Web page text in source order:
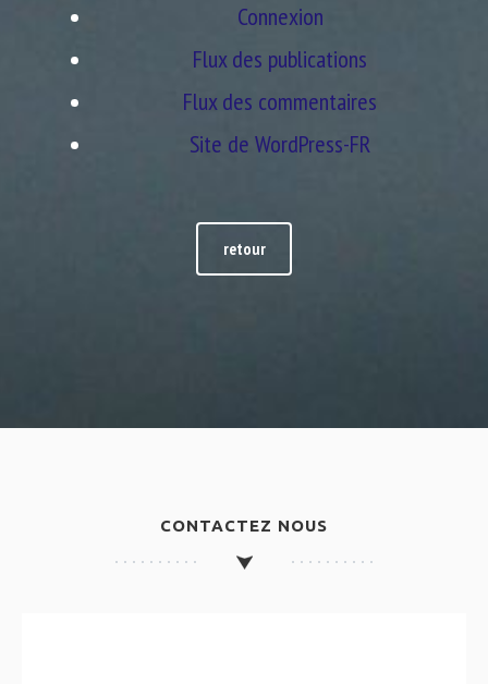
Connexion
Flux des publications
Flux des commentaires
Site de WordPress-FR
retour
CONTACTEZ NOUS